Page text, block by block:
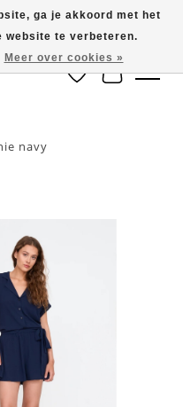
Verlanglijst
navy
ga je akkoord met het
website te verbeteren.
Meer over cookies »